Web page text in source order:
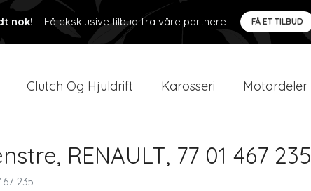
nok! Få eksklusive tilbud fra våre partnere FÅ ET TILBUD
Clutch Og Hjuldrift Karosseri Motordeler
RENAULT, 77 01 467 235
235